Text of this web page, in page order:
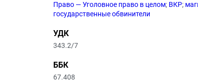
Право — Уголовное право в целом; ВКР;
государственные обвинители
УДК
343.2/7
ББК
67.408